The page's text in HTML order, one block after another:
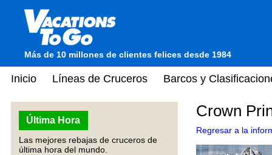
Más de 10 millones de clientes felices desde 1984
Inicio Líneas de Cruceros Barcos y
Última Hora
Las mejores rebajas de cruceros de
última hora del mundo.
Crown
Regresar a la